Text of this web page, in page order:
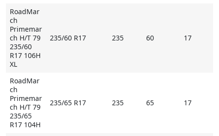
RoadMar
ch
Primemar
ch H/T 79
235/60
R17 106H
XL
235/60 R17 235 60 17
RoadMar
ch
Primemar
ch H/T 79
235/65
R17 104H
235/65 R17 235 65 17